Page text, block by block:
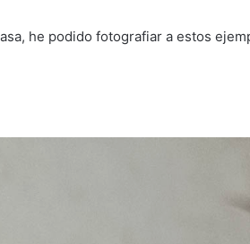
he podido fotografiar a estos